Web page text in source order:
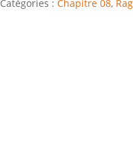
Catégories : Chapitre 08,